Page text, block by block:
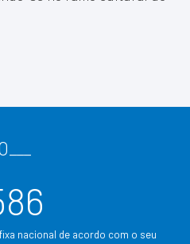
nacional de acordo com o seu